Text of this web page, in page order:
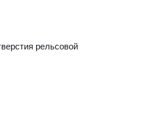
рельсовой